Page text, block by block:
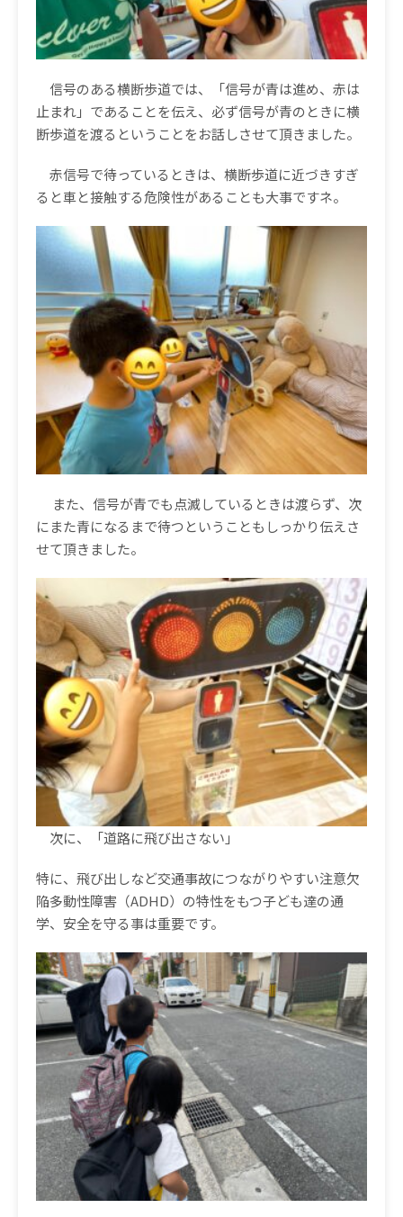
信号のある横断歩道では、「信号が青は進め、赤は
止まれ」であることを伝え、必ず信号が青のときに横
断歩道を渡るということをお話しさせて頂きました。
赤信号で待っているときは、横断歩道に近づきすぎ
ると車と接触する危険性があることも大事ですネ。
また、信号が青でも点滅しているときは渡らず、次
にまた青になるまで待つということもしっかり伝えさ
せて頂きました。
次に、「道路に飛び出さない」
特に、飛び出しなど交通事故につながりやすい注意欠
陥多動性障害（ADHD）の特性をもつ子ども達の通
学、安全を守る事は重要です。